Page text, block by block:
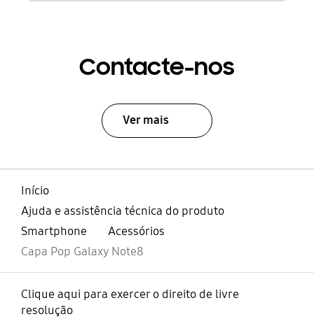
Contacte-nos
Ver mais
Início
Ajuda e assistência técnica do produto
Smartphone
Acessórios
Capa Pop Galaxy Note8
Clique aqui para exercer o direito de livre
resolução